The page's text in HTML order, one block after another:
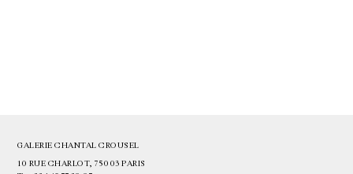
GALERIE CHANTAL CROUSEL
10 RUE CHARLOT, 75003 PARIS